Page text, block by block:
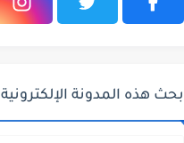
بحث هذه المدونة الإلكترونية